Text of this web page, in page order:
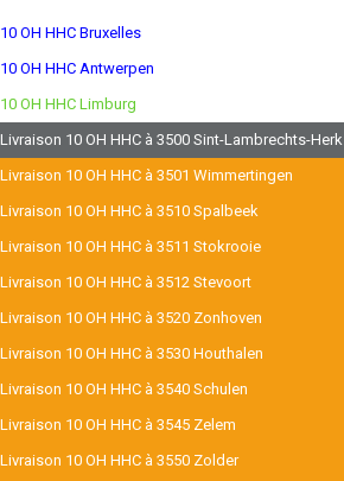
10 OH HHC Bruxelles
10 OH HHC Antwerpen
10 OH HHC Limburg
Livraison 10 OH HHC à 3500 Sint-Lambrechts-Herk
Livraison 10 OH HHC à 3501 Wimmertingen
Livraison 10 OH HHC à 3510 Spalbeek
Livraison 10 OH HHC à 3511 Stokrooie
Livraison 10 OH HHC à 3512 Stevoort
Livraison 10 OH HHC à 3520 Zonhoven
Livraison 10 OH HHC à 3530 Houthalen
Livraison 10 OH HHC à 3540 Schulen
Livraison 10 OH HHC à 3545 Zelem
Livraison 10 OH HHC à 3550 Zolder